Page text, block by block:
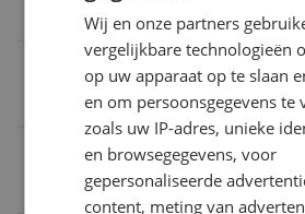
Volwassenen
56-58 cm
Afneembaar voorpaneel
Wij en onze partners
vergelijkbare technologieën
op uw apparaat op te slaan
en om persoonsgegevens te
zoals uw IP-adres, unieke
en browsegegevens, voor
gepersonaliseerde
content, meting van